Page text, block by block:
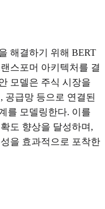
해결하기 위해 BERT
스포머 아키텍처를 결
모델은 주식 시장을
공급망 등으로 연결된
를 모델링한다. 이를
도 향상을 달성하며,
을 효과적으로 포착한